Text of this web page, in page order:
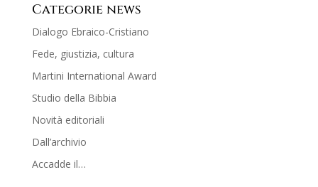
Categorie news
Dialogo Ebraico-Cristiano
Fede, giustizia, cultura
Martini International Award
Studio della Bibbia
Novità editoriali
Dall’archivio
Accadde il…